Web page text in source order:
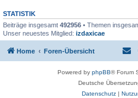
STATISTIK
Beiträge insgesamt 492956 • Themen
Unser neuestes Mitglied: izdaxicae
Home Foren-Übersicht
Powered by phpBB® Forum
Deutsche
Datenschutz|